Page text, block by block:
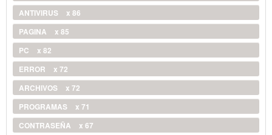
ANTIVIRUS
x 86
PAGINA
x 85
PC
x 82
ERROR
x 72
ARCHIVOS
x 72
PROGRAMAS
x 71
CONTRASEÑA
x 67